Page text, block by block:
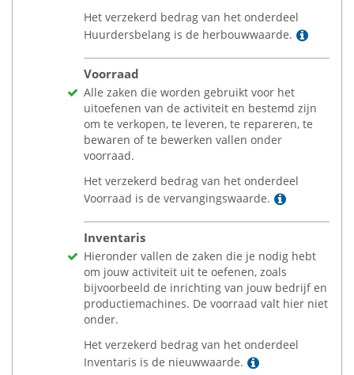
Het verzekerd bedrag van het onderdeel
Huurdersbelang is de herbouwwaarde.
Lees
Voorraad
Alle zaken die worden gebruikt voor het
uitoefenen van de activiteit en bestemd zijn
om te verkopen, te leveren, te repareren, te
bewaren of te bewerken vallen onder
voorraad.
Het verzekerd bedrag van het onderdeel
Voorraad is de vervangingswaarde.
Lees meer
Inventaris
Hieronder vallen de zaken die je nodig hebt
om jouw activiteit uit te oefenen, zoals
bijvoorbeeld de inrichting van jouw bedrijf en
productiemachines. De voorraad valt hier niet
onder.
Het verzekerd bedrag van het onderdeel
Inventaris is de nieuwwaarde.
Lees meer